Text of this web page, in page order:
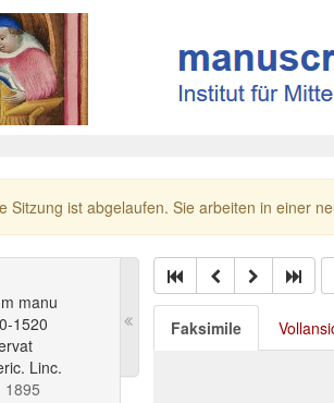
Sitzung ist abgelaufen. Sie arbeiten in einer
manu
1520
Linc.
Faksimile